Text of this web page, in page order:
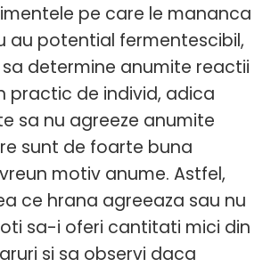
pe care le mananca
au potential fermentescibil,
determine anumite reactii
practic de individ, adica
sa nu agreeze anumite
sunt de foarte buna
motiv anume. Astfel,
ce hrana agreeaza sau nu
sa-i oferi cantitati mici din
si sa observi daca